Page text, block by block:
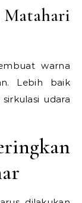
warna
Lebih baik
udara